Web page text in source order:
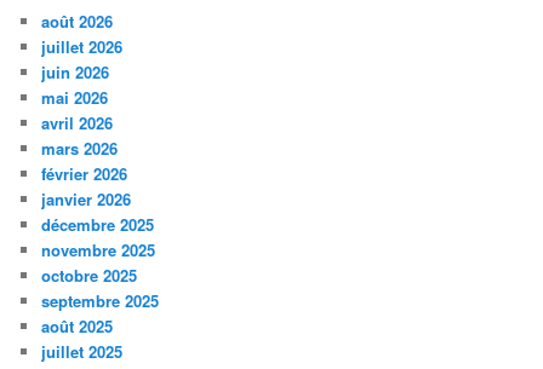
août 2026
juillet 2026
juin 2026
mai 2026
avril 2026
mars 2026
février 2026
janvier 2026
décembre 2025
novembre 2025
octobre 2025
septembre 2025
août 2025
juillet 2025